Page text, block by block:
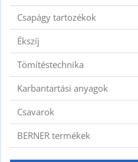
Csapágy tartozékok
Ékszíj
Tömítéstechnika
Karbantartási anyagok
Csavarok
BERNER termékek